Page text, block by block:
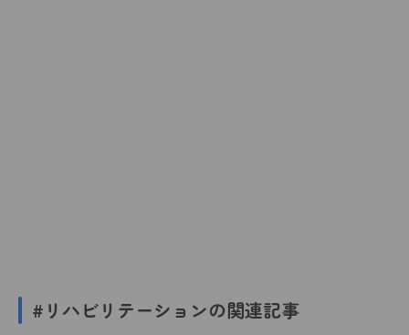
#リハビリテーションの関連記事